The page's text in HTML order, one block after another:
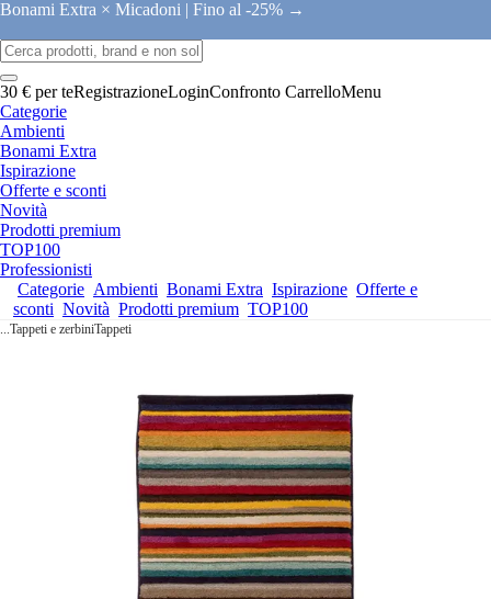
Bonami Extra × Micadoni | Fino al -25% →
30 € per teRegistrazioneLoginConfronto CarrelloMenu
Categorie
Ambienti
Bonami Extra
Ispirazione
Offerte e sconti
Novità
Prodotti premium
TOP100
Professionisti
Categorie Ambienti Bonami Extra Ispirazione Offerte e
sconti Novità Prodotti premium TOP100
...Tappeti e zerbiniTappeti